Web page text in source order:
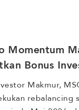
tersebut,
Anchor. Program
Momentum
Bonus
Rp 100 Juta!
Makmur,
rebalancing